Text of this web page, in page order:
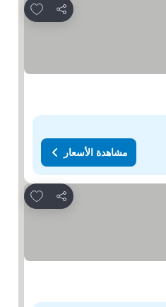
مشاركة
to favorites
مشاهدة الأسعار
مشاركة
to favorites